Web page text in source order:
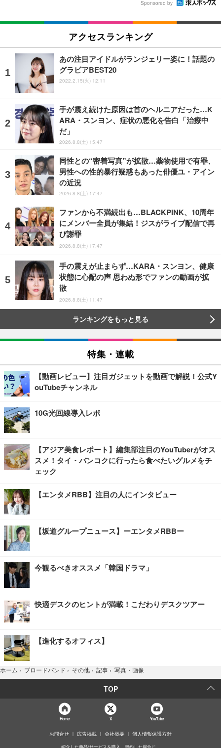
Sponsored by
アクセスランキング
あの注目アイドルがランジェリー姿に！話題の
グラビアBEST20
2022.2.15(火) 12:11
手が震え続けた原因は首のヘルニアだった…K
ARA・スンヨン、症状の悪化を告白「治療中
だ」
2026.8.8(土) 15:47
同性との“密着写真”が拡散…薬物使用で有罪、
男性への性的暴行疑惑もあった俳優ユ・アイン
の近況
2026.8.8(土) 17:47
ファンから不満続出も…BLACKPINK、10周年
にメンバー全員が集結！ジスがライブ配信で再
び謝罪
2026.8.8(土) 17:47
手の震えが止まらず…KARA・スンヨン、健康
状態に心配の声 思わぬ形でファンの動画が拡
散
2026.8.8(土) 11:47
ランキングをもっと見る
特集・連載
【動画レビュー】注目ガジェットを動画で解説！公式Y
ouTubeチャンネル
10G光回線導入レポ
【アジア美食レポート】編集部注目のYouTuberがオス
スメ！タイ・バンコクに行ったら食べたいグルメをチ
ェック
【エンタメRBB】注目の人にインタビュー
【坂道グループニュース】ーエンタメRBBー
今観るべきオススメ「韓国ドラマ」
快適デスクのヒントが満載！こだわりデスクツアー
【進化するオフィス】
ホーム › ブロードバンド › その他 › 記事 › 写真・画像
TOP
Home X YouTube
お問合せ 広告掲載 会社概要 個人情報保護方針